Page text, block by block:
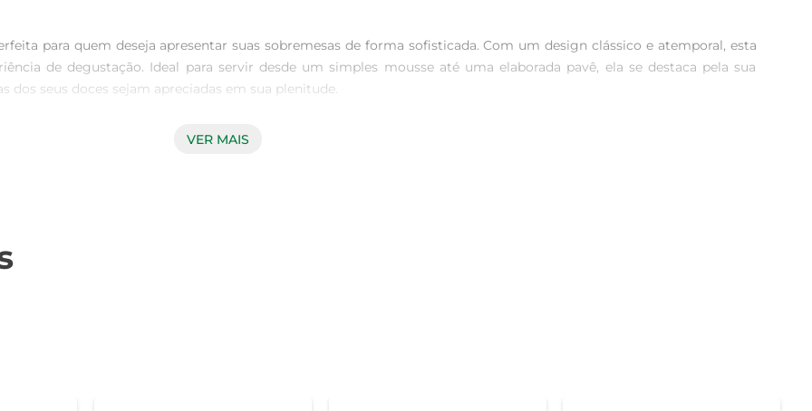
para quem deseja apresentar suas sobremesas de forma sofisticada. Com um design clássico e atemporal, esta
de degustação. Ideal para servir desde um simples mousse até uma elaborada pavê, ela se destaca pela sua
seus doces sejam apreciadas em sua plenitude.
em um simples encontro entre amigos, a Taca Sobremesa Nadir Pault 107202018 se adapta a qualquer ocasião. Sua
VER MAIS